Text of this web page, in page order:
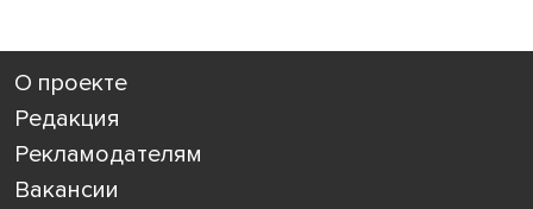
О проекте
Редакция
Рекламодателям
Вакансии